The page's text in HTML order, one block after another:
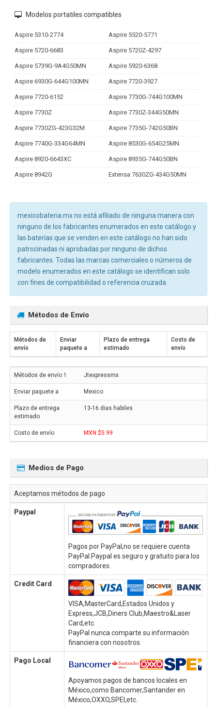
Modelos portatiles compatibles
Aspire 5310-2774 Aspire 5520-5771
Aspire 5720-6683 Aspire 5720Z-4297
Aspire 5739G-9A4G50MN Aspire 5920-6368
Aspire 6930G-644G100MN Aspire 7720-3927
Aspire 7720-6152 Aspire 7730G-744G100MN
Aspire 7730Z Aspire 7730Z-344G50MN
Aspire 7730ZG-423G32M Aspire 7735G-742G50BN
Aspire 7740G-334G64MN Aspire 8530G-654G25MN
Aspire 8920-6643XC Aspire 8935G-744G50BN
Aspire 8942G Extensa 7630ZG-434G50MN
mexicobateria.mx no está afiliado de ninguna manera con
ninguno de los fabricantes enumerados en este catálogo y
las baterías que se venden en este catálogo no han sido
patrocinadas ni aprobadas por ninguno de dichos
fabricantes. Todas las marcas comerciales o números de
modelo enumerados en este catálogo se identifican solo
con fines de compatibilidad o referencia cruzada.
Métodos de Envío
Métodos de
envío
Enviar
paquete a
Plazo de entrega
estimado
Costo de
envío
Jtexpressmx
Mexico
13-16 dias habiles
MXN $5.99
Medios de Pago
Aceptamos métodos de pago
Paypal
Pagos por PayPal,no se requiere cuenta
PayPal.Paypal es seguro y gratuito para los
compradores.
Credit Card
VISA,MasterCard,Estados Unidos y
Express,JCB,Diners Club,Maestro&Laser
Card,etc.
PayPal nunca comparte su información
financiera con nosotros.
Pago Local
Apoyamos pagos de bancos locales en
México,como Bancomer,Santander en
México,OXXO,SPEI,etc.